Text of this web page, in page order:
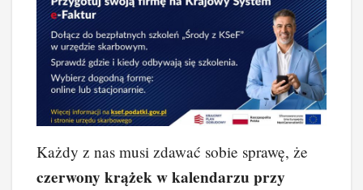
Każdy z nas musi zdawać sobie sprawę, że
czerwony krążek w kalendarzu przy